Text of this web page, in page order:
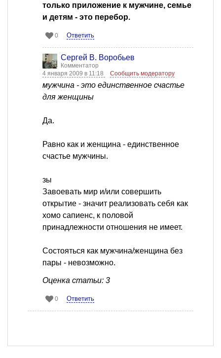
только приложение к мужчине, семье
и детям - это перебор.
0 Ответить
Сергей В. Воробьев
Комментатор
4 января 2009 в 11:18
Сообщить модератору
мужчина - это единственное счастье
для женщины
Да.
Равно как и женщина - единственное
счастье мужчины.
зы
Завоевать мир и/или совершить
открытие - значит реализовать себя как
хомо сапиенс, к половой
принадлежности отношения не имеет.
Состояться как мужчина/женщина без
пары - невозможно.
Оценка статьи: 3
0 Ответить